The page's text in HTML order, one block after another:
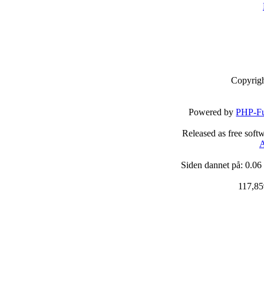
Powered byPHP-
Released as free
Siden dannet på: